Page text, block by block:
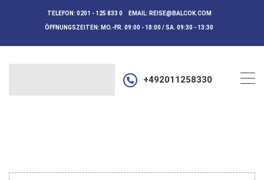
TELEFON: 0201 - 125 833 0 EMAIL: REISE@BALCOK.COM
ÖFFNUNGSZEITEN: MO.-FR. 09:00 - 18:00 / SA. 09:30 - 13:30
+492011258330